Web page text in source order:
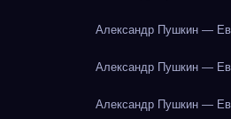
Александр Пушкин —
Александр Пушкин —
Александр Пушкин —